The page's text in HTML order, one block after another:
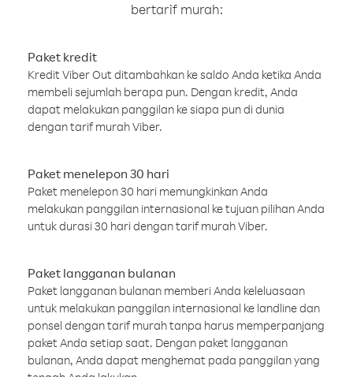
bertarif murah:
Paket kredit
Kredit Viber Out ditambahkan ke saldo Anda ketika Anda
membeli sejumlah berapa pun. Dengan kredit, Anda
dapat melakukan panggilan ke siapa pun di dunia
dengan tarif murah Viber.
Paket menelepon 30 hari
Paket menelepon 30 hari memungkinkan Anda
melakukan panggilan internasional ke tujuan pilihan Anda
untuk durasi 30 hari dengan tarif murah Viber.
Paket langganan bulanan
Paket langganan bulanan memberi Anda keleluasaan
untuk melakukan panggilan internasional ke landline dan
ponsel dengan tarif murah tanpa harus memperpanjang
paket Anda setiap saat. Dengan paket langganan
bulanan, Anda dapat menghemat pada panggilan yang